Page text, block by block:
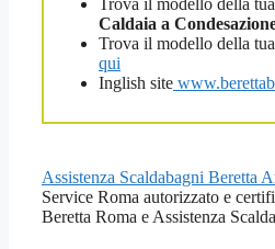
Trova il modello della
Caldaia a
Trova il modello della tua
qui
Inglish site
Assistenza Scaldabagni Beretta
Service Roma autorizzato e
Beretta Roma e Assistenza